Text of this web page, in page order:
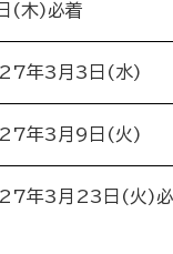
(木)必着
年3月3日(水)
年3月9日(火)
年3月23日(火)